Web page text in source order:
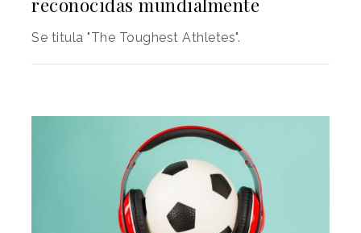
reconocidas mundialmente
Se titula "The Toughest Athletes".